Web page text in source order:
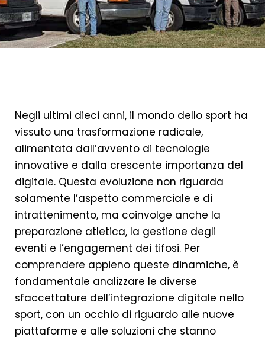
Negli ultimi dieci anni, il mondo dello sport ha
vissuto una trasformazione radicale,
alimentata dall’avvento di tecnologie
innovative e dalla crescente importanza del
digitale. Questa evoluzione non riguarda
solamente l’aspetto commerciale e di
intrattenimento, ma coinvolge anche la
preparazione atletica, la gestione degli
eventi e l’engagement dei tifosi. Per
comprendere appieno queste dinamiche, è
fondamentale analizzare le diverse
sfaccettature dell’integrazione digitale nello
sport, con un occhio di riguardo alle nuove
piattaforme e alle soluzioni che stanno